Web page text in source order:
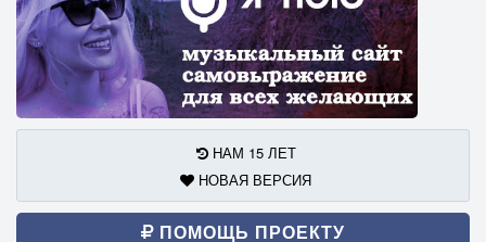
НАМ 15 ЛЕТ
НОВАЯ ВЕРСИЯ
ПОМОЩЬ ПРОЕКТУ